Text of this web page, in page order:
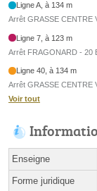
Ligne A, à 134 m
Arrêt GRASSE CENTRE
Ligne 7, à 123 m
Arrêt FRAGONARD - 20
Ligne 40, à 134 m
Arrêt GRASSE CENTRE
Voir tout
Enseigne
Forme juridique